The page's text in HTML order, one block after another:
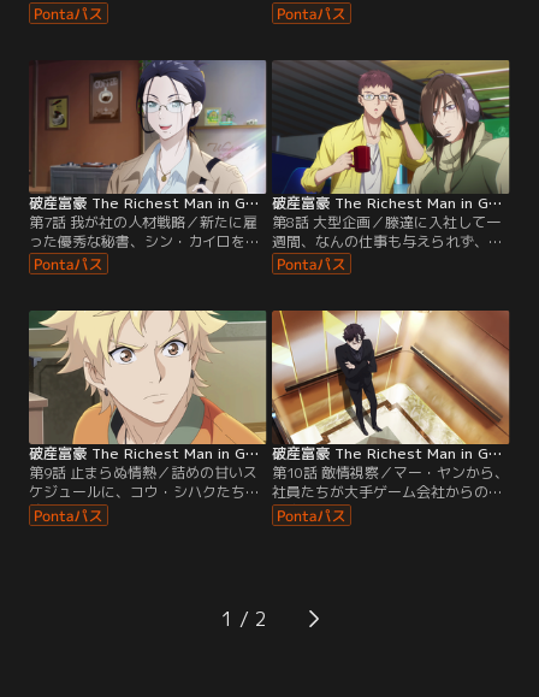
ド数は少なく酷評されていた。憤る
マー・ヤンとは裏腹に、赤字を出し
ー・ヤンに言う。一方、多額のギャ
ラを手にしたルアン・グアンジェン
たちは、自分たちがかかわったゲー
ムが、実は全く宣伝されていないこ
とを知る。チェンのユーザーを思う
志の高さから…。
すめ新作ゲームにランク入りするほ
どのヒット作となる。さらに、リッ
と告げられ、リリースした2つのゲ
ームの利益をどう消化していくか、
今まで以上に悩みが増えていくチェ
ンであった。そんなとき、チェンの
立ち上げた会社に、とある大企業か
ら…。
破産富豪 The Richest Man in GAME 第07話
第7話 我が社の人材戦略／新たに雇
った優秀な秘書、シン・カイロを迎
え、ペイ・チェンたちは新たなオフ
ィスを探し始める。資金を使って赤
業にしては十分すぎるほどの高級物
件を借りたチェン。さらに、設備も
十分すぎるほどの物を次々と取り揃
えていく。そして、事業でも赤字を
出すために新しく社員を迎えようと
する。手始めに…。
破産富豪 The Richest Man in GAME 第08話
第8話 大型企画／滕達に入社して一
週間、なんの仕事も与えられず、た
だゲームをして過ごすことに不安を
覚える社員たち。初出勤の日から一
ンに対し、ビジネス拡大のために動
いてるのではないかと勘ぐりだす。
しかし、当のチェンはどうやって赤
字を出すか方針を考えていた。そし
て、チェンはある1つの結論を導き
出す。
破産富豪 The Richest Man in GAME 第09話
第9話 止まらぬ情熱／詰めの甘いス
ケジュールに、コウ・シハクたちは
納期に間に合わせようと禁止されて
いる残業をしながらゲーム開発を進
は赤字を出すどころか、過去にリリ
ースしたゲームのせいで増えた資金
破産富豪 The Richest Man in GAME 第10話
第10話 敵情視察／マー・ヤンから、
社員たちが大手ゲーム会社からの引
き抜きにあっていると連絡を受け、
ペイ・チェンはオフィスに急行す
うやってゲームを完成させようか悩
むチェン。すると、そこに現れたの
1